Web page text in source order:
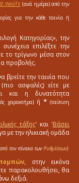
WebTV (ανά ημέρα) από την
για την κάθε ταινία ή
Κατηγορίας», την
επιλέξτε την
το τρίγωνο μέσα στον
προβολής.
βρείτε την ταινία που
(πιο ασφαλές) είτε με
και η δυνατότητα
χαρακτήρα) ή * (ταύτιση
τάξης' και 'Βάσει
με την ηλικιακή ομάδα
τον πίνακα των Ρυθμίσεων)
, στην εικόνα
παρακολουθήσει, θα
δεξιά.